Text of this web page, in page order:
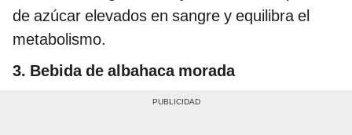
de azúcar elevados en sangre y equilibra el
metabolismo.
3. Bebida de albahaca morada